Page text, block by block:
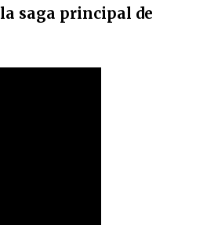
saga principal de